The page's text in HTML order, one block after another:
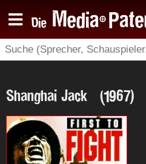
Shanghai Jack (1967)